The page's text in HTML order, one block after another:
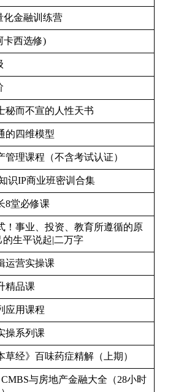
化金融训练营
卡西选修)
秘而不宣的人性天书
的四维模型
管理课程（不含考试认证）
识IP商业班密训合集
8堂必修课
！事业、投资、教育所遵循的原
的生平说起|二万字
运营实操课
精品课
应用课程
操系列课
草经》百味药症精解（上期）
CMBS与房地产金融大全（28小时